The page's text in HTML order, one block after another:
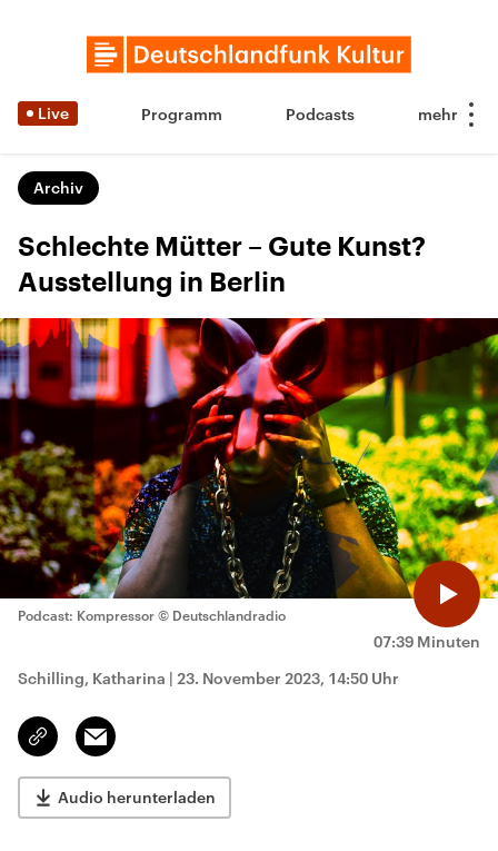
Live Programm Podcasts
Archiv
Schlechte Mütter – Gute Kunst?
Ausstellung in Berlin
07:39 Minuten
Podcast: Kompressor © Deutschlandradio
Schilling, Katharina | 23. November 2023, 14:50 Uhr
Link
kopieren/teilen
Email
Audio herunterladen